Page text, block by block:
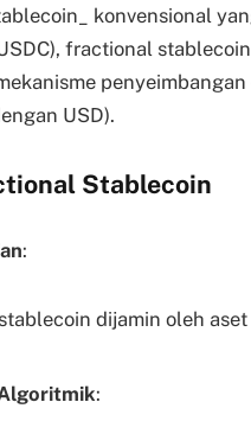
konvensional
fractional
USD).
Stablecoin
:
dijamin oleh
: